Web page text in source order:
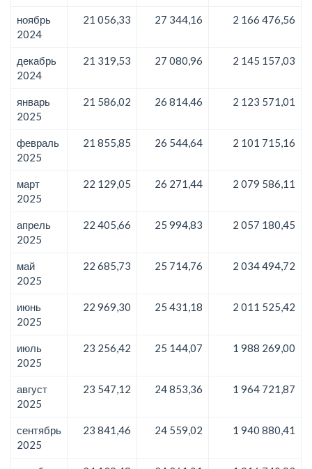
ноябрь
2024
21 056,33 27 344,16 2 166 476,56
декабрь
2024
21 319,53 27 080,96 2 145 157,03
январь
2025
21 586,02 26 814,46 2 123 571,01
февраль
2025
21 855,85 26 544,64 2 101 715,16
март
2025
22 129,05 26 271,44 2 079 586,11
апрель
2025
22 405,66 25 994,83 2 057 180,45
май
2025
22 685,73 25 714,76 2 034 494,72
июнь
2025
22 969,30 25 431,18 2 011 525,42
июль
2025
23 256,42 25 144,07 1 988 269,00
август
2025
23 547,12 24 853,36 1 964 721,87
сентябрь
2025
23 841,46 24 559,02 1 940 880,41